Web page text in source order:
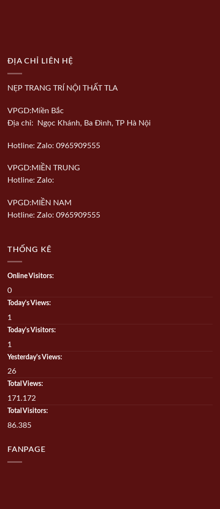
ĐỊA CHỈ LIÊN HỆ
NẸP TRANG TRÍ NỘI THẤT TLA
VPGD:Miền Bắc
Địa chỉ: Ngọc Khánh, Ba Đình, TP Hà Nội
Hotline: Zalo: 0965909555
VPGD:MIỀN TRUNG
Hotline: Zalo:
VPGD:MIỀN NAM
Hotline: Zalo: 0965909555
THỐNG KÊ
Online Visitors:
0
Today's Views:
1
Today's Visitors:
1
Yesterday's Views:
26
Total Views:
171.172
Total Visitors:
86.385
FANPAGE